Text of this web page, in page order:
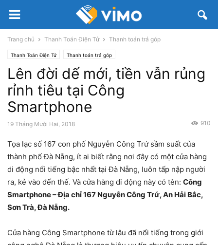
Trang chủ Thanh Toán Điện Tử Thanh toán trả góp
Thanh Toán Điện Tử Thanh toán trả góp
Lên đời dế mới, tiền vẫn rủng
rỉnh tiêu tại Công
Smartphone
19 Tháng Mười Hai, 2018 910
Tọa lạc số 167 con phố Nguyễn Công Trứ sầm suất của
thành phố Đà Nẵng, ít ai biết rằng nơi đây có một cửa hàng
di động nổi tiếng bậc nhất tại Đà Nẵng, luôn tấp nập người
ra, kẻ vào đến thế. Và cửa hàng di động này có tên: Công
Smartphone – Địa chỉ 167 Nguyễn Công Trứ, An Hải Bắc,
Sơn Trà, Đà Nẵng.
Cửa hàng Công Smartphone từ lâu đã nổi tiếng trong giới